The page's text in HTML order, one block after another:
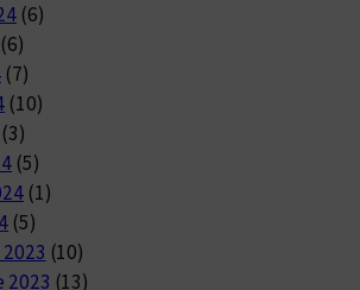
(6)
(6)
(7)
(10)
(3)
(5)
(1)
(5)
(10)
2023 (13)